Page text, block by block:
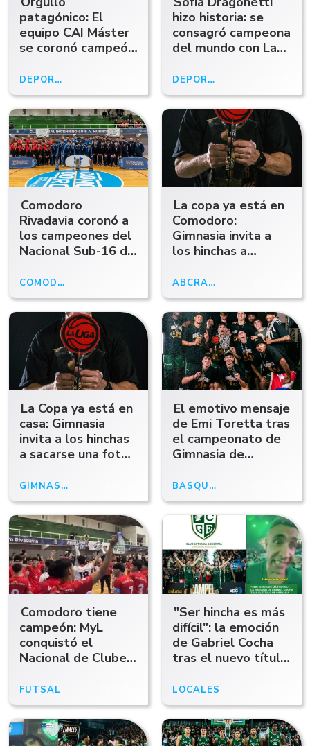
patagónico: El
equipo CAI Máster
se coronó campeón
Americana de
Natación
DEPORTES
hizo historia: se
consagró campeona
del mundo con Las
DEPORTES
Comodoro
Rivadavia coronó a
los campeones del
Nacional Sub-16 de
COMODORO
La copa ya está en
Comodoro:
Gimnasia invita a
los hinchas a
trofeo de campeón
ABCRADIO
La Copa ya está en
casa: Gimnasia
invita a los hinchas
a sacarse una foto
GIMNASIA CAMPEÓN
El emotivo mensaje
de Emi Toretta tras
el campeonato de
Gimnasia de
BÁSQUET
Comodoro tiene
campeón: MyL
conquistó el
Nacional de Clubes
FUTSAL
"Ser hincha es más
difícil": la emoción
de Gabriel Cocha
tras el nuevo título
LOCALES